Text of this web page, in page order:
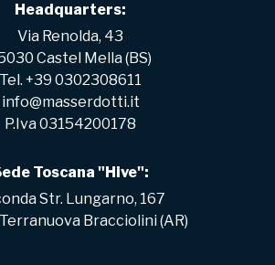
Headquarters:
Via Renolda, 43
Castel Mella (BS)
Tel. +39 0302308611
info@masserdotti.it
P.Iva 03154200178
Toscana "Hive":
Str. Lungarno, 167
Bracciolini (AR)